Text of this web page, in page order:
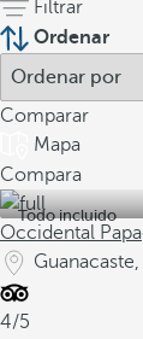
Filtrar
Ordenar
Comparar
Mapa
Compara
Todo incluido
Occidental
4/5